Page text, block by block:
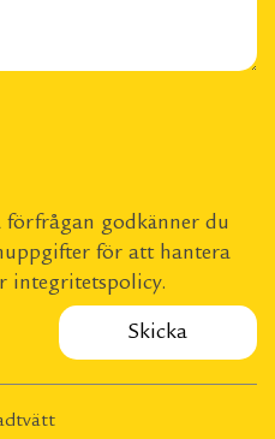
godkänner du
för att hantera
integritetspolicy.